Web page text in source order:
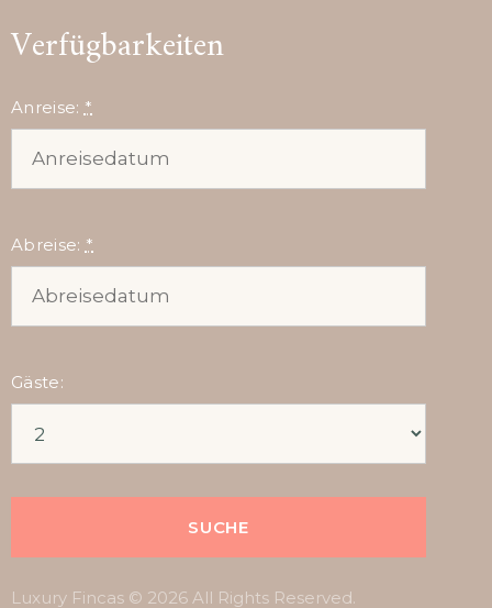
Verfügbarkeiten
Anreise: *
Abreise: *
Gäste:
Luxury Fincas © 2026 All Rights Reserved.